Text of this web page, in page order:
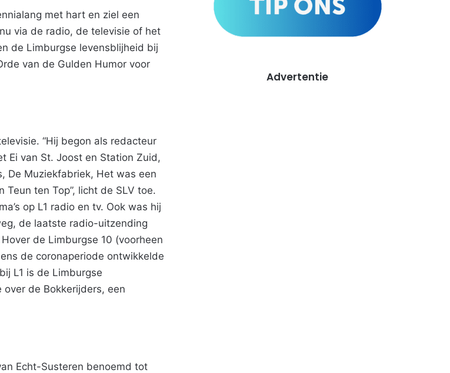
met hart en ziel een
via de radio, de televisie of het
de Limburgse levensblijheid bij
van de Gulden Humor voor
“Hij begon als redacteur
Ei van St. Joost en Station Zuid,
De Muziekfabriek, Het was een
ten Top”, licht de SLV toe.
op L1 radio en tv. Ook was hij
de laatste radio-uitzending
de Limburgse 10 (voorheen
de coronaperiode ontwikkelde
L1 is de Limburgse
de Bokkerijders, een
Echt-Susteren benoemd tot
Advertentie